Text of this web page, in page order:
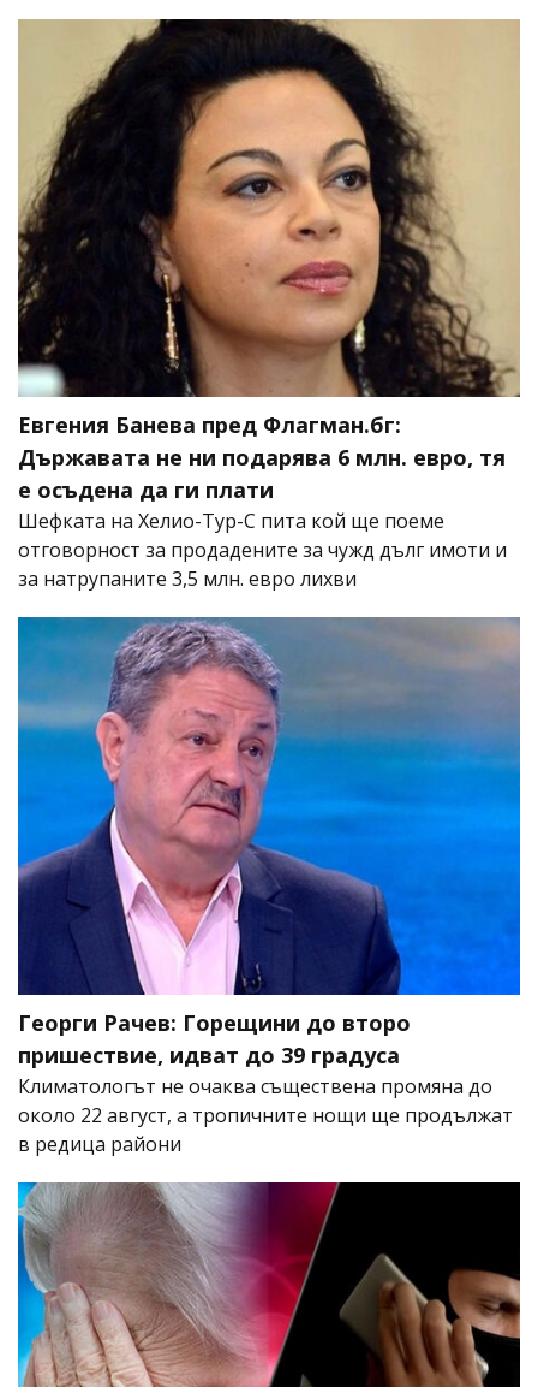
Евгения Банева пред Флагман.бг:
Държавата не ни подарява 6 млн. евро, тя
е осъдена да ги плати
Шефката на Хелио-Тур-С пита кой ще поеме
отговорност за продадените за чужд дълг имоти и
за натрупаните 3,5 млн. евро лихви
Георги Рачев: Горещини до второ
пришествие, идват до 39 градуса
Климатологът не очаква съществена промяна до
около 22 август, а тропичните нощи ще продължат
в редица райони